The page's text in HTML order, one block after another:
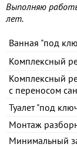
Выполняю
лет.
Ванная "под
Комплексный
Комплексный
с переносом
Туалет "под
Монтаж
Минимальный